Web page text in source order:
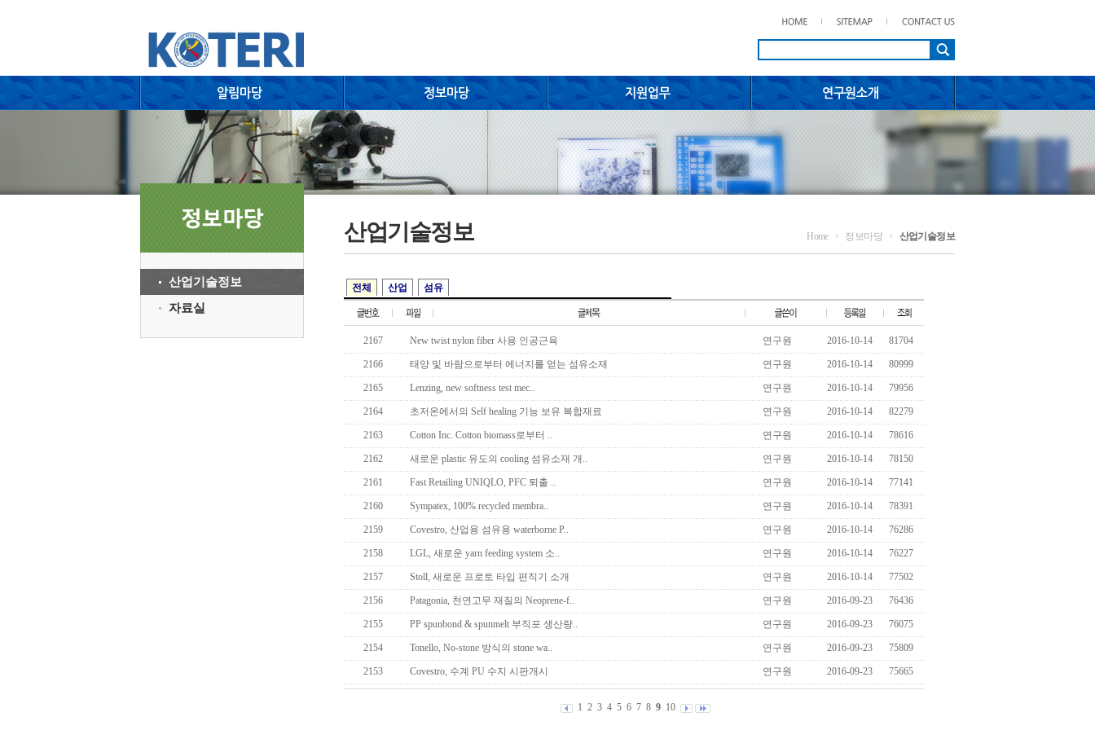
산업기술정보
자료실
산업기술정보 Home > 정보마당 > 산업기술정보
전체 산업 섬유
2167 New twist nylon fiber 사용 인공근육 연구원 2016-10-14 81704
2166 태양 및 바람으로부터 에너지를 얻는 섬유소재 연구원 2016-10-14 80999
2165 Lenzing, new softness test mec.. 연구원 2016-10-14 79956
2164 초저온에서의 Self healing 기능 보유 복합재료 연구원 2016-10-14 82279
2163 Cotton Inc. Cotton biomass로부터 .. 연구원 2016-10-14 78616
2162 새로운 plastic 유도의 cooling 섬유소재 개.. 연구원 2016-10-14 78150
2161 Fast Retailing UNIQLO, PFC 퇴출 .. 연구원 2016-10-14 77141
2160 Sympatex, 100% recycled membra.. 연구원 2016-10-14 78391
2159 Covestro, 산업용 섬유용 waterborne P.. 연구원 2016-10-14 76286
2158 LGL, 새로운 yarn feeding system 소.. 연구원 2016-10-14 76227
2157 Stoll, 새로운 프로토 타입 편직기 소개 연구원 2016-10-14 77502
2156 Patagonia, 천연고무 재질의 Neoprene-f.. 연구원 2016-09-23 76436
2155 PP spunbond & spunmelt 부직포 생산량.. 연구원 2016-09-23 76075
2154 Tonello, No-stone 방식의 stone wa.. 연구원 2016-09-23 75809
2153 Covestro, 수계 PU 수지 시판개시 연구원 2016-09-23 75665
1 2 3 4 5 6 7 8 9 10